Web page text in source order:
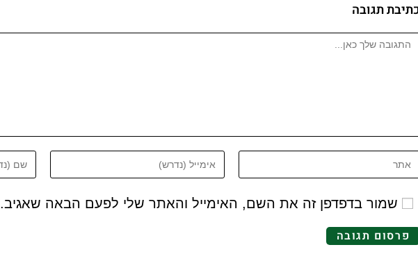
תגובה
שמור בדפדפן זה את השם, האימייל והאתר שלי לפעם הבאה שאגיב.